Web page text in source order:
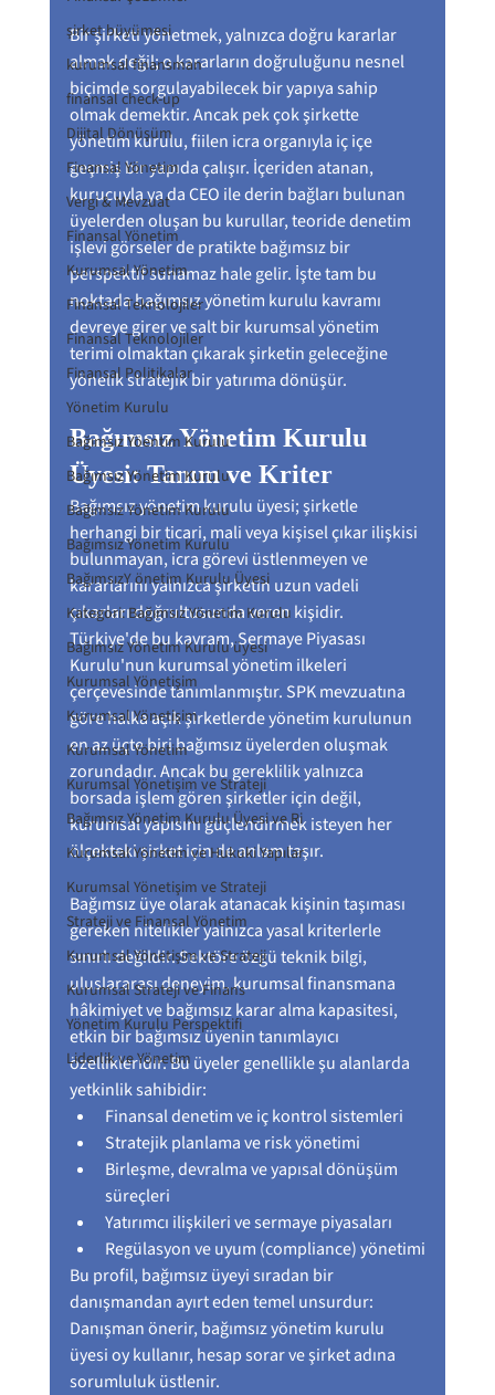
şirket büyümesi
kurumsal finansman
finansal check-up
Dijital Dönüşüm
Finansal Yönetim
Vergi & Mevzuat
Finansal Yönetim
Kurumsal Yönetim
Finansal Teknolojiler
Finansal Teknolojiler
Finansal Politikalar
Yönetim Kurulu
Bağımsız Yöentim Kurulu
Bağımsız Yönetim Kurulu
Bağımsız Yönetim Kurulu
Bağımsız Yönetim Kurulu
BağımsızY önetim Kurulu Üyesi
Kategori: Bağımsız Yönetim Kurulu
Bağımsız Yönetim Kurulu üyesi
Kurumsal Yönetişim
Kurumsal Yönetişim
Kurumsal Yönetim
Kurumsal Yönetişim ve Strateji
Bağımsız Yönetim Kurulu Üyesi ve Ri
Kurumsal Yönetim ve Hukuki Yapılar
Kurumsal Yönetişim ve Strateji
Strateji ve Finansal Yönetim
Kurumsal Yönetişim ve Strateji
Kurumsal Strateji ve Finans
Yönetim Kurulu Perspektifi
Liderlik ve Yönetim
Bir şirketi yönetmek, yalnızca doğru kararlar
almak değil; o kararların doğruluğunu nesnel
biçimde sorgulayabilecek bir yapıya sahip
olmak demektir. Ancak pek çok şirkette
yönetim kurulu, fiilen icra organıyla iç içe
geçmiş bir yapıda çalışır. İçeriden atanan,
kurucuyla ya da CEO ile derin bağları bulunan
üyelerden oluşan bu kurullar, teoride denetim
işlevi görseler de pratikte bağımsız bir
perspektif sunamaz hale gelir. İşte tam bu
noktada bağımsız yönetim kurulu kavramı
devreye girer ve salt bir kurumsal yönetim
terimi olmaktan çıkarak şirketin geleceğine
yönelik stratejik bir yatırıma dönüşür.
Bağımsız Yönetim Kurulu
Üyesi: Tanım ve Kriter
Bağımsız yönetim kurulu üyesi; şirketle
herhangi bir ticari, mali veya kişisel çıkar ilişkisi
bulunmayan, icra görevi üstlenmeyen ve
kararlarını yalnızca şirketin uzun vadeli
çıkarları doğrultusunda veren kişidir.
Türkiye'de bu kavram, Sermaye Piyasası
Kurulu'nun kurumsal yönetim ilkeleri
çerçevesinde tanımlanmıştır. SPK mevzuatına
göre halka açık şirketlerde yönetim kurulunun
en az üçte biri bağımsız üyelerden oluşmak
zorundadır. Ancak bu gereklilik yalnızca
borsada işlem gören şirketler için değil,
kurumsal yapısını güçlendirmek isteyen her
ölçekteki şirket için de anlam taşır.
Bağımsız üye olarak atanacak kişinin taşıması
gereken nitelikler yalnızca yasal kriterlerle
sınırlı değildir. Sektöre özgü teknik bilgi,
uluslararası deneyim, kurumsal finansmana
hâkimiyet ve bağımsız karar alma kapasitesi,
etkin bir bağımsız üyenin tanımlayıcı
özellikleridir. Bu üyeler genellikle şu alanlarda
yetkinlik sahibidir:
Finansal denetim ve iç kontrol sistemleri
Stratejik planlama ve risk yönetimi
Birleşme, devralma ve yapısal dönüşüm
süreçleri
Yatırımcı ilişkileri ve sermaye piyasaları
Regülasyon ve uyum (compliance) yönetimi
Bu profil, bağımsız üyeyi sıradan bir
danışmandan ayırt eden temel unsurdur:
Danışman önerir, bağımsız yönetim kurulu
üyesi oy kullanır, hesap sorar ve şirket adına
sorumluluk üstlenir.